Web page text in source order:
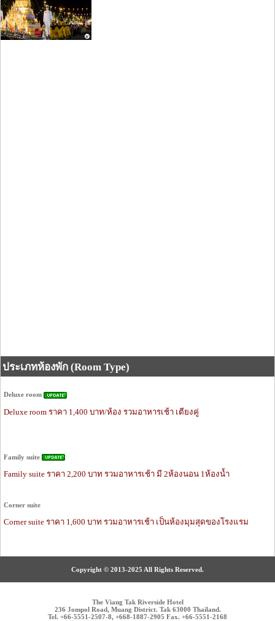
ประเภทห้องพัก (Room Type)
Deluxe room
Deluxe room ราคา 1,400 บาท/ห้อง รวมอาหารเช้า เตียงคู่
Family suite
Family suite ราคา 2,200 บาท รวมอาหารเช้า มี 2ห้องนอน 1ห้องน้ำ
Corner suite
Corner suite ราคา 1,600 บาท รวมอาหารเช้า เป็นห้องมุมสุดของโรงแรม
Copyright © 2013-2025 All Rights Reserved.
The Viang Tak Riverside Hotel
236 Jompol Road, Muang District. Tak 63000 Thailand.
Tel. +66-5551-2507-8, +668-1887-2905 Fax. +66-5551-2168